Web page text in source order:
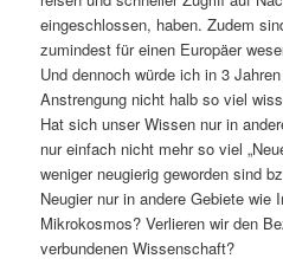
eingeschlossen, haben. Zudem
zumindest für einen Europäer
Und dennoch würde ich in 3
Anstrengung nicht halb so viel
Hat sich unser Wissen nur in
nur einfach nicht mehr so viel
weniger neugierig geworden sind
Neugier nur in andere Gebiete wie
Mikrokosmos? Verlieren wir den
verbundenen Wissenschaft?